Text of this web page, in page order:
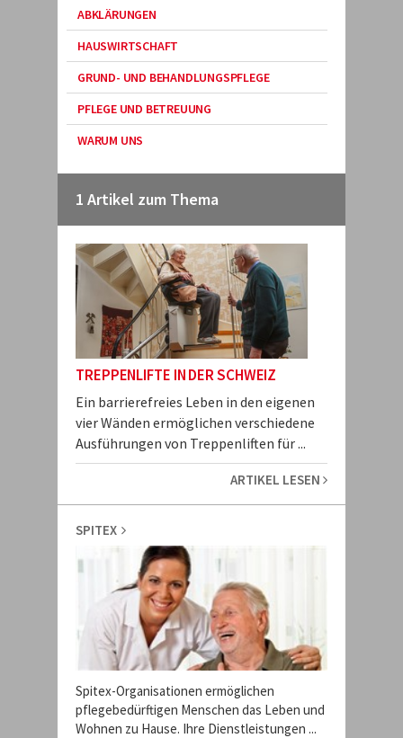
ABKLÄRUNGEN
HAUSWIRTSCHAFT
GRUND- UND BEHANDLUNGSPFLEGE
PFLEGE UND BETREUUNG
WARUM UNS
1 Artikel zum Thema
TREPPENLIFTE IN DER SCHWEIZ
Ein barrierefreies Leben in den eigenen
vier Wänden ermöglichen verschiedene
Ausführungen von Treppenliften für ...
ARTIKEL LESEN
SPITEX
Spitex-Organisationen ermöglichen
pflegebedürftigen Menschen das Leben und
Wohnen zu Hause. Ihre Dienstleistungen ...